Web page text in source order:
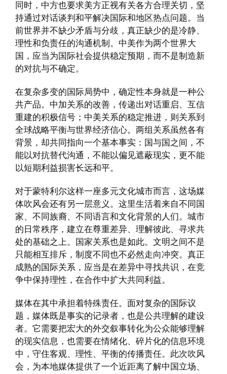
同时，中方也要求美方正视有关各方合理关切，坚
持通过对话谈判和平解决国际和地区热点问题。当
前世界并不缺少矛盾与分歧，真正缺少的是冷静、
理性和负责任的沟通机制。中美作为两个世界大
国，应当为国际社会提供稳定预期，而不是制造新
的对抗与不确定。
在复杂多变的国际局势中，确定性本身就是一种公
共产品。中加关系的改善，传递出对话重启、互信
重建的积极信号；中美关系的稳定推进，则关系到
全球战略平衡与世界经济信心。两组关系虽然各有
背景，却共同指向一个基本事实：国与国之间，不
能以对抗替代沟通，不能以偏见遮蔽现实，更不能
以短期利益损害长远和平。
对于蒙特利尔这样一座多元文化城市而言，这场媒
体吹风会还有另一层意义。这里生活着来自不同国
家、不同族裔、不同语言和文化背景的人们。城市
的日常秩序，建立在尊重差异、理解彼此、寻求共
处的基础之上。国家关系也是如此。文明之间不是
只能相互排斥，制度不同也不必然走向冲突。真正
成熟的国际关系，应当是在差异中寻找共识，在竞
争中保持理性，在合作中扩大共同利益。
媒体在其中承担着特殊责任。面对复杂的国际议
题，媒体既是事实的记录者，也是公共理解的建设
者。它需要把宏大的外交叙事转化为公众能够理解
的现实信息，也需要在情绪化、碎片化的信息环境
中，守住客观、理性、平衡的传播责任。此次吹风
会，为本地媒体提供了一个近距离了解中国立场、